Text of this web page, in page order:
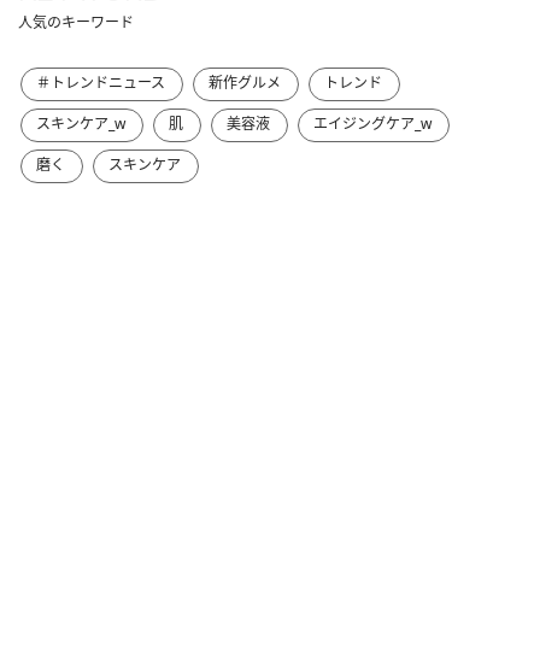
人気のキーワード
＃トレンドニュース 新作グルメ
トレンド
スキンケア_w
肌 美容液
エイジングケア_w
磨く
スキンケア